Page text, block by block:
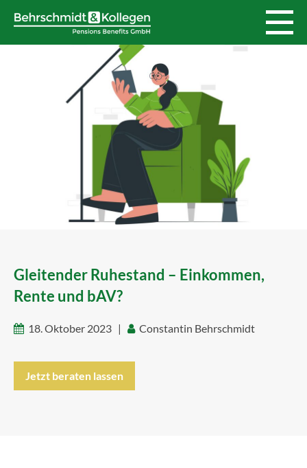
Gleitender Ruhestand – Einkommen,
Rente und bAV?
18. Oktober 2023 | Constantin Behrschmidt
Jetzt beraten lassen